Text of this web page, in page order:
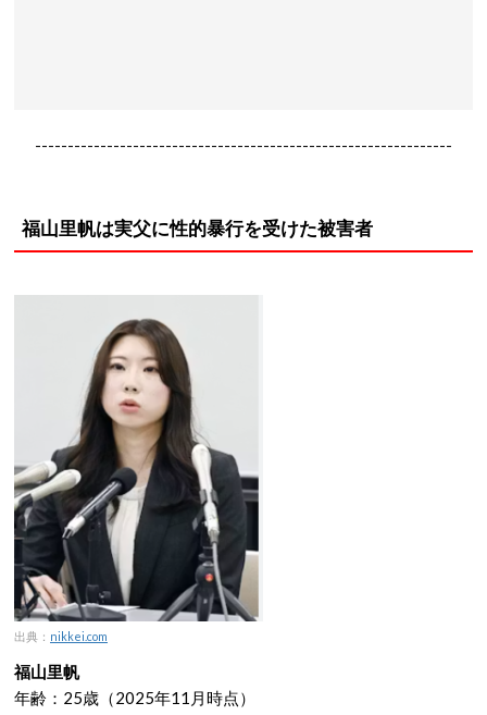
----------------------------------------------------------------
福山里帆は実父に性的暴行を受けた被害者
出典： nikkei.com
福山里帆
年齢：25歳（2025年11月時点）